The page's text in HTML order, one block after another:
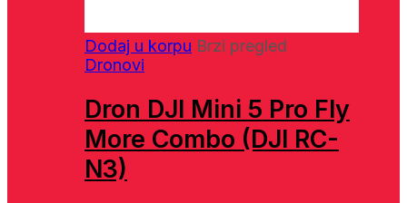
Dodaj u korpu Brzi pregled
Dronovi
Dron DJI Mini 5 Pro Fly
More Combo (DJI RC-
N3)